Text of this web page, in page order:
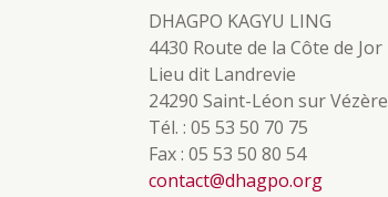
DHAGPO KAGYU LING
4430 Route de la Côte de Jor
Lieu dit Landrevie
24290 Saint-Léon sur Vézère
Tél. : 05 53 50 70 75
Fax : 05 53 50 80 54
contact@dhagpo.org